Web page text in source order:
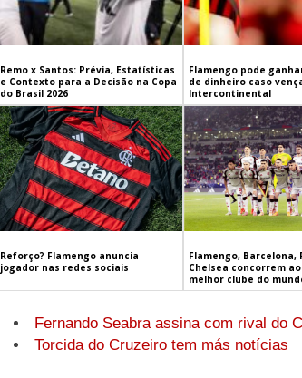
Remo x Santos: Prévia, Estatísticas
e Contexto para a Decisão na Copa
do Brasil 2026
Flamengo pode
de dinheiro caso
Intercontinental
Reforço? Flamengo anuncia
jogador nas redes sociais
Flamengo, Barcelona,
Chelsea concorrem
melhor clube do
Fernando Seabra assina com rival do
Torcida do Cruzeiro tem más notícias